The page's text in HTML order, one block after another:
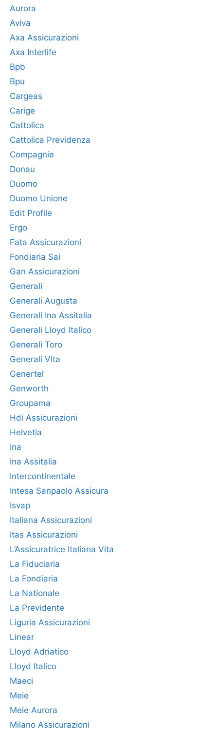
Aurora
Aviva
Axa Assicurazioni
Axa Interlife
Bpb
Bpu
Cargeas
Carige
Cattolica
Cattolica Previdenza
Compagnie
Donau
Duomo
Duomo Unione
Edit Profile
Ergo
Fata Assicurazioni
Fondiaria Sai
Gan Assicurazioni
Generali
Generali Augusta
Generali Ina Assitalia
Generali Lloyd Italico
Generali Toro
Generali Vita
Genertel
Genworth
Groupama
Hdi Assicurazioni
Helvetia
Ina
Ina Assitalia
Intercontinentale
Intesa Sanpaolo Assicura
Isvap
Italiana Assicurazioni
Itas Assicurazioni
L’Assicuratrice Italiana Vita
La Fiduciaria
La Fondiaria
La Nationale
La Previdente
Liguria Assicurazioni
Linear
Lloyd Adriatico
Lloyd Italico
Maeci
Meie
Meie Aurora
Milano Assicurazioni